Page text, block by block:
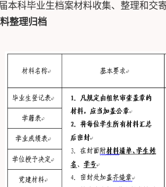
本科毕业生档案材料收集、 整理和交
整理归档